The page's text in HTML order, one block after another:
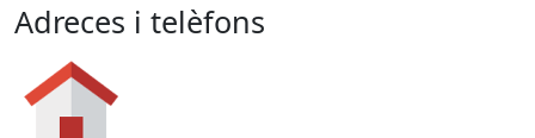
Adreces i telèfons